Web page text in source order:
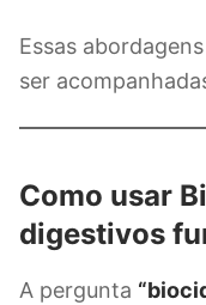
Essas
ser
Como usar
digestivos
A pergunta